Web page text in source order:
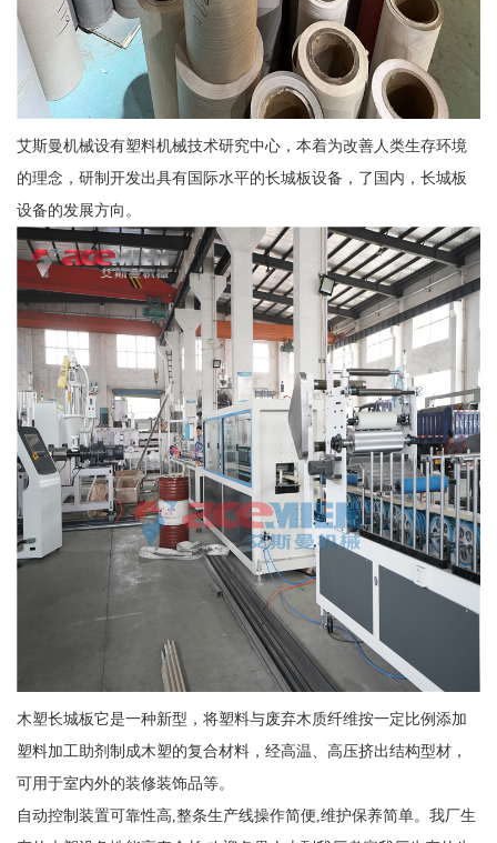
艾斯曼机械设有塑料机械技术研究中心，本着为改善人类生存环境
的理念，研制开发出具有国际水平的长城板设备，了国内，长城板
设备的发展方向。
木塑长城板它是一种新型，将塑料与废弃木质纤维按一定比例添加
塑料加工助剂制成木塑的复合材料，经高温、高压挤出结构型材，
可用于室内外的装修装饰品等。
自动控制装置可靠性高,整条生产线操作简便,维护保养简单。我厂生